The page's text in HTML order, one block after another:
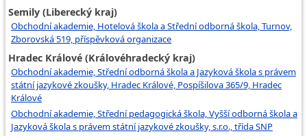
Semily (Liberecký kraj)
Obchodní akademie, Hotelová škola a Střední odborná škola, Turnov,
Zborovská 519, příspěvková organizace
Hradec Králové (Královéhradecký kraj)
Obchodní akademie, Střední odborná škola a Jazyková škola s právem
státní jazykové zkoušky, Hradec Králové, Pospíšilova 365/9, Hradec
Králové
Obchodní akademie, Střední pedagogická škola, Vyšší odborná škola a
Jazyková škola s právem státní jazykové zkoušky, s.r.o., třída SNP